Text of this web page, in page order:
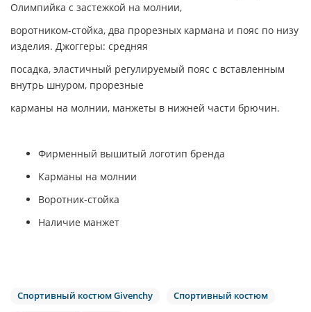
Олимпийка с застежкой на молнии,
воротником-стойка, два прорезных кармана и пояс по низу
изделия. Джоггеры: средняя
посадка, эластичный регулируемый пояс с вставленным
внутрь шнуром, прорезные
карманы на молнии, манжеты в нижней части брючин.
Фирменный вышитый логотип бренда
Карманы на молнии
Воротник-стойка
Наличие манжет
Спортивный костюм Givenchy
Спортивный костюм